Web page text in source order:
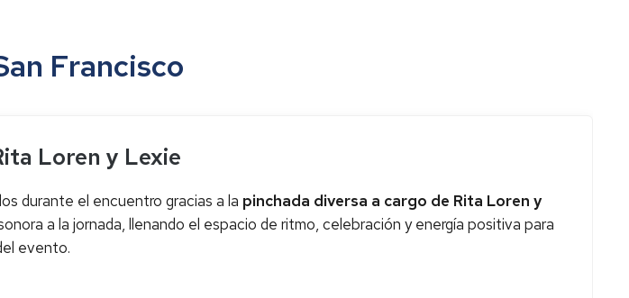
Francisco
Loren y Lexie
durante el encuentro gracias a la pinchada diversa a cargo de Rita Loren y
a la jornada, llenando el espacio de ritmo, celebración y energía positiva para
evento.